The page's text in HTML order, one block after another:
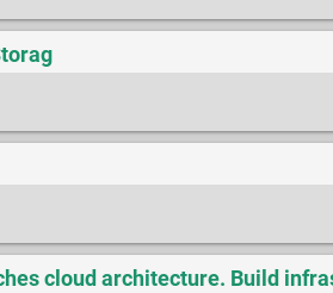
cloud architecture. Build